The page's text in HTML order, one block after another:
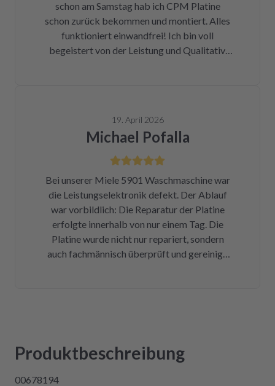
halbe Stunde, nachdem mein Paket
angekommen war, bekam ich eine Rechnung
der Reparatur und das Teil war wieder auf
dem Rückweg zu mir!!! Unglaublich. Leider
und angemacht. Und tada! Er läuft wieder! Ein
Träumchen. Danke, danke, danke. Wilk gar
nicht erst wissen, was der Mieltechniker
Zukunft nicht wieder auf repartly
zurückgreifen müssen. Aber gut zu wissen,
dass es diese Möglichkeit gibt! Werden wir
definitiv weiter empfehlen.
schon am Samstag hab ich CPM Platine
schon zurück bekommen und montiert. Alles
funktioniert einwandfrei! Ich bin voll
begeistert von der Leistung und Qualitativ.
19. April 2026
Michael Pofalla
Bei unserer Miele 5901 Waschmaschine war
die Leistungselektronik defekt. Der Ablauf
war vorbildlich: Die Reparatur der Platine
erfolgte innerhalb von nur einem Tag. Die
Platine wurde nicht nur repariert, sondern
auch fachmännisch überprüft und gereinigt.
Der Aus- und Einbau der Platine war dank der
Produktbeschreibung
00678194